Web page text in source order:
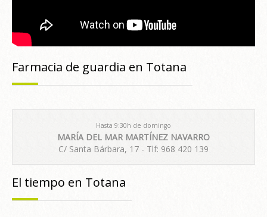
Farmacia de guardia en Totana
Hasta 9:30h de domingo
MARÍA DEL MAR MARTÍNEZ NAVARRO
C/ Santa Bárbara, 17 - Tlf: 968 420 139
El tiempo en Totana